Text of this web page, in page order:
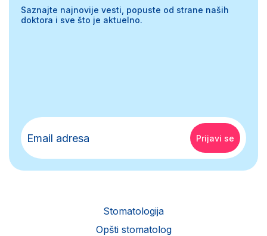
Saznajte najnovije vesti, popuste od strane naših
doktora i sve što je aktuelno.
Stomatologija
Opšti stomatolog